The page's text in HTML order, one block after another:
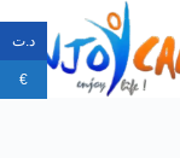
د.ت
€